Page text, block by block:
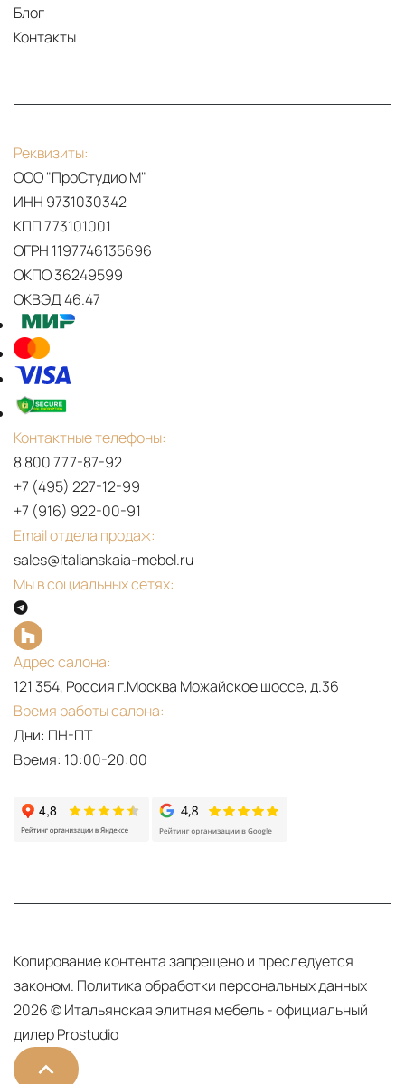
Блог
Контакты
Реквизиты:
ООО "ПроСтудио М"
ИНН 9731030342
КПП 773101001
ОГРН 1197746135696
ОКПО 36249599
ОКВЭД 46.47
Контактные телефоны:
8 800 777-87-92
+7 (495) 227-12-99
+7 (916) 922-00-91
Email отдела продаж:
sales@italianskaia-mebel.ru
Мы в социальных сетях:
Адрес салона:
121 354, Россия г.Москва Можайское шоссе, д.36
Время работы салона:
Дни: ПН-ПТ
Время: 10:00-20:00
Копирование контента запрещено и преследуется
законом. Политика обработки персональных данных
2026 © Итальянская элитная мебель - официальный
дилер Prostudio